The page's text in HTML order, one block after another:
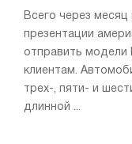
Всего через
презентации
отправить модели
клиентам.
трех-, пяти- и
длинной ...